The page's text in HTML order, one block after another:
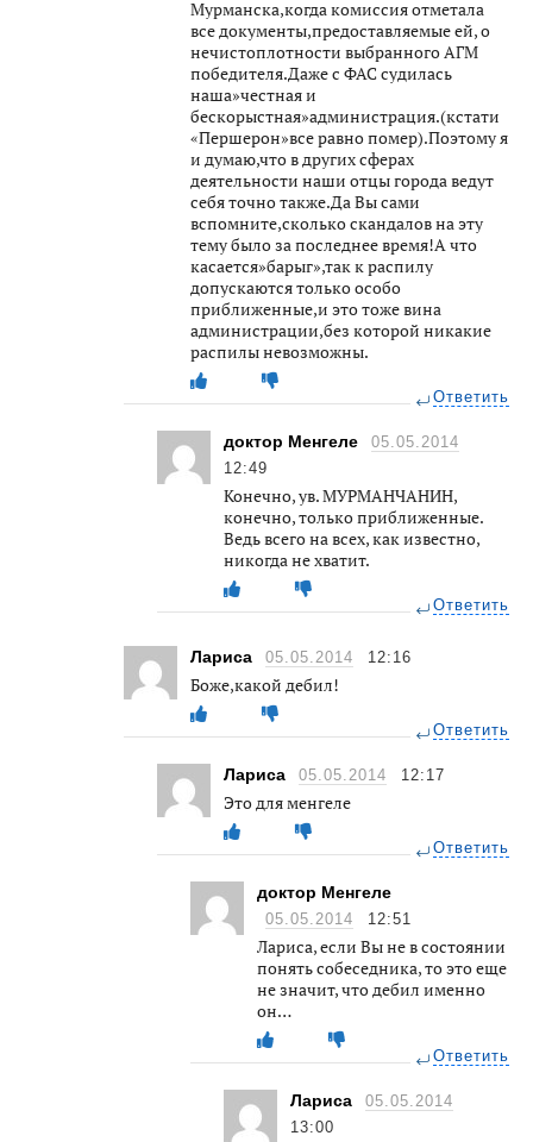
Мурманска,когда комиссия отметала
все документы,предоставляемые ей, о
нечистоплотности выбранного АГМ
победителя.Даже с ФАС судилась
наша»честная и
бескорыстная»администрация.(кстати
«Першерон»все равно помер).Поэтому я
и думаю,что в других сферах
деятельности наши отцы города ведут
себя точно также.Да Вы сами
вспомните,сколько скандалов на эту
тему было за последнее время!А что
касается»барыг»,так к распилу
допускаются только особо
приближенные,и это тоже вина
администрации,без которой никакие
распилы невозможны.
Ответить
доктор Менгеле
05.05.2014
12:49
Конечно, ув. МУРМАНЧАНИН,
конечно, только приближенные.
Ведь всего на всех, как известно,
никогда не хватит.
Ответить
Лариса 05.05.2014 12:16
Боже,какой дебил!
Ответить
Лариса 05.05.2014 12:17
Это для менгеле
Ответить
доктор Менгеле
05.05.2014 12:51
Лариса, если Вы не в состоянии
понять собеседника, то это еще
не значит, что дебил именно
он…
Ответить
Лариса
05.05.2014
13:00